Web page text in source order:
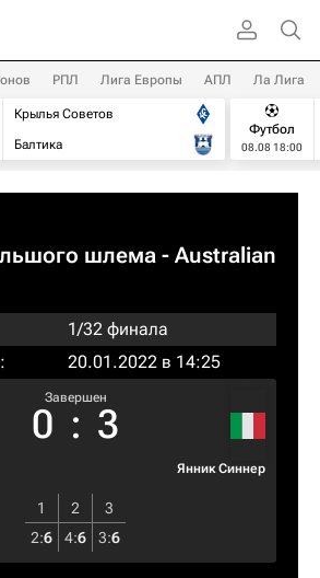
РПЛ Лига Европы АПЛ Ла Лига
Крылья Советов
Балтика
Футбол
08.08 18:00
шлема - Australian
1/32 финала
20.01.2022 в 14:25
Завершен
0 : 3
Янник Синнер
1 2
3
2:6 4:6 3:6